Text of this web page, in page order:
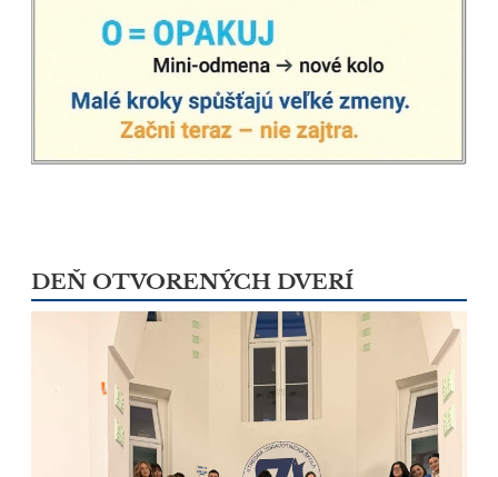
DEŇ OTVORENÝCH DVERÍ